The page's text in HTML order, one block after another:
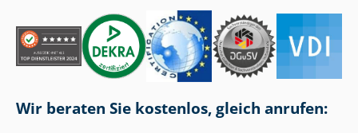
Wir beraten Sie kostenlos, gleich anrufen: